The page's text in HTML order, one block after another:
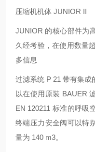
压缩机机体 JUNIOR II
JUNIOR 的核心部件为
久经考验，在使用数量
多信息
过滤系统 P 21 带有集
以在使用原装 BAUER
EN 120211 标准的呼吸
终端压力安全阀可以特
量为 140 m3。